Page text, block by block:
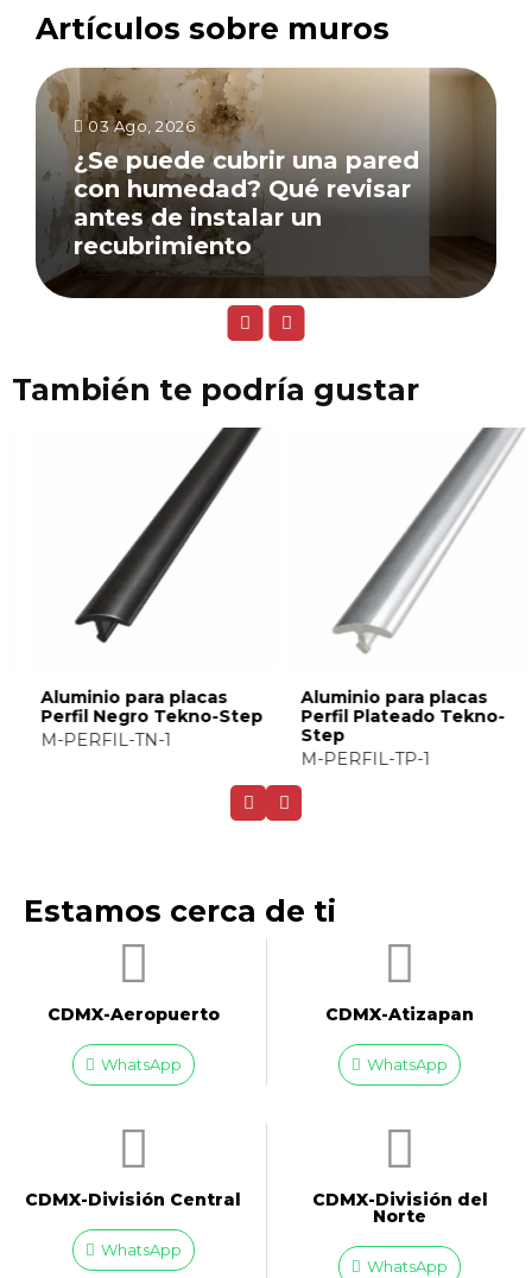
Artículos sobre muros
03 Ago, 2026
¿Se puede cubrir una pared
con humedad? Qué revisar
antes de instalar un
recubrimiento
También te podría gustar
Aluminio para placas
Perfil Negro Tekno-Step
M-PERFIL-TN-1
Aluminio para placas
Perfil Plateado Tekno-
Step
M-PERFIL-TP-1
Estamos cerca de ti
CDMX-Aeropuerto​
WhatsApp
CDMX-Atizapan
WhatsApp
CDMX-División Central
WhatsApp
CDMX-División del
Norte
WhatsApp